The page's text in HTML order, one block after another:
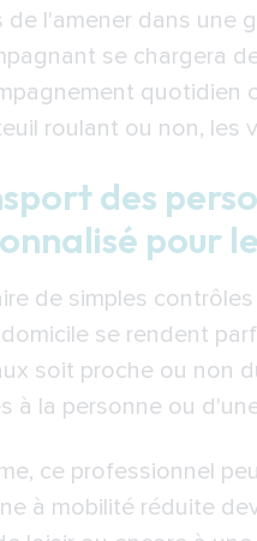
de l'amener dans une
se chargera
quotidien
roulant ou non, les
des
pour
de simples
se rendent
soit proche ou non
à la personne ou
ce professionnel
à mobilité réduite